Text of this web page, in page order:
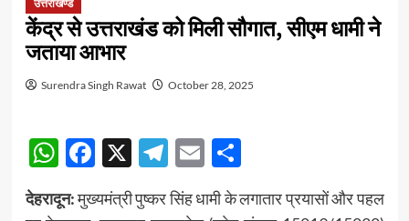
उत्तराखण्ड
केंद्र से उत्तराखंड को मिली सौगात, सीएम धामी ने
जताया आभार
Surendra Singh Rawat October 28, 2025
WhatsApp
Facebook
X Telegram
EmailShare
देहरादून:मुख्यमंत्री पुष्कर सिंह धामी के लगातार प्रयासों और पहल